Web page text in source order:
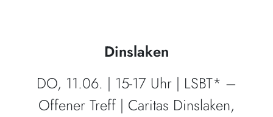
Dinslaken
DO, 11.06. | 15-17 Uhr | LSBT* –
Offener Treff | Caritas Dinslaken,